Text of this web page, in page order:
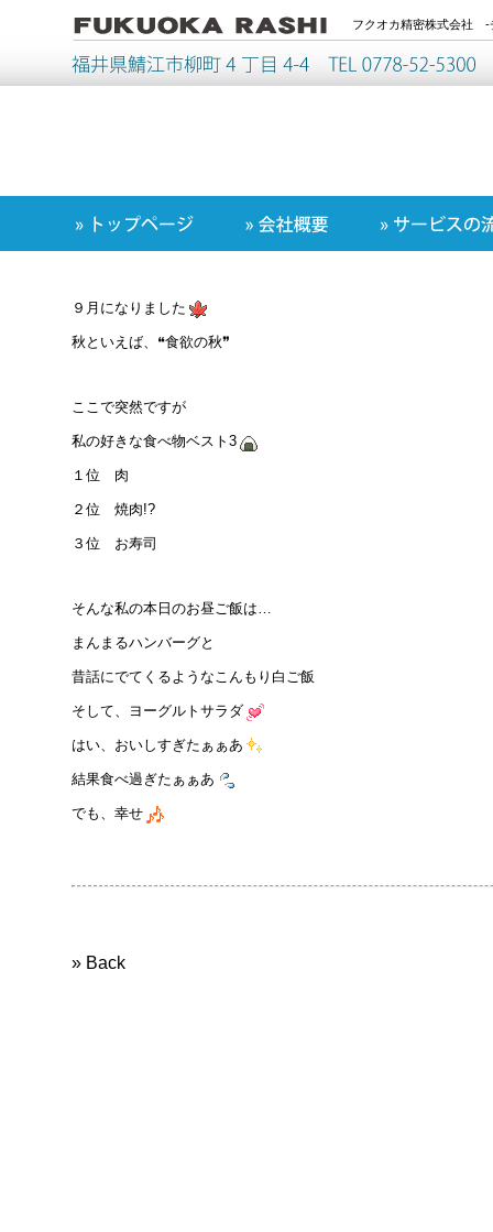
フクオカ精密株式会社 -
９月になりました
秋といえば、❝食欲の秋❞
ここで突然ですが
私の好きな食べ物ベスト3
１位 肉
２位 焼肉!?
３位 お寿司
そんな私の本日のお昼ご飯は…
まんまるハンバーグと
昔話にでてくるようなこんもり白ご飯
そして、ヨーグルトサラダ
はい、おいしすぎたぁぁあ
結果食べ過ぎたぁぁあ
でも、幸せ
» Back